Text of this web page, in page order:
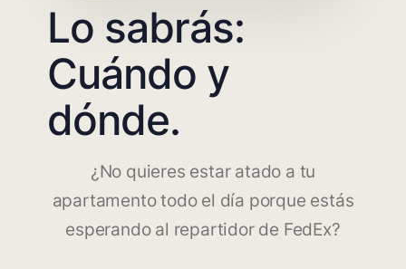
Lo sabrás:
Cuándo y
dónde.
¿No quieres estar atado a tu
apartamento todo el día porque estás
esperando al repartidor de FedEx?